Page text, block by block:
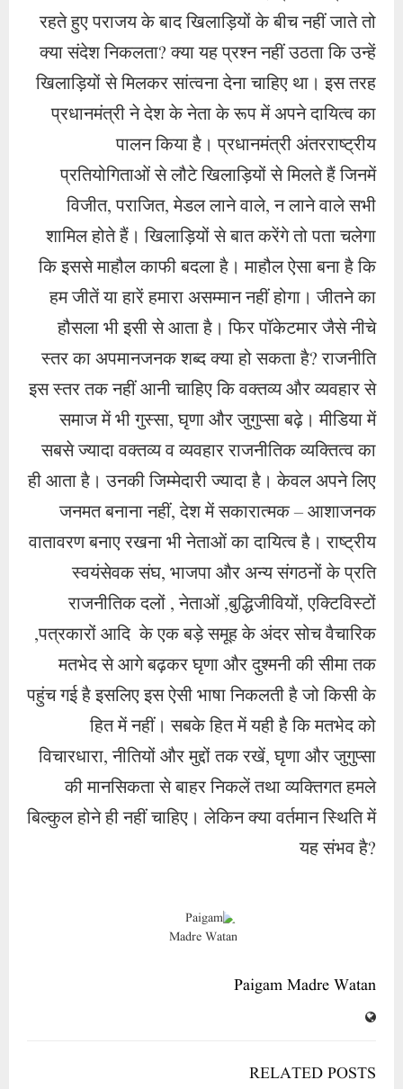
रहते हुए पराजय के बाद खिलाड़ियों के बीच नहीं जाते तो
क्या संदेश निकलता? क्या यह प्रश्न नहीं उठता कि उन्हें
खिलाड़ियों से मिलकर सांत्वना देना चाहिए था। इस तरह
प्रधानमंत्री ने देश के नेता के रूप में अपने दायित्व का
पालन किया है। प्रधानमंत्री अंतरराष्ट्रीय
प्रतियोगिताओं से लौटे खिलाड़ियों से मिलते हैं जिनमें
विजीत, पराजित, मेडल लाने वाले, न लाने वाले सभी
शामिल होते हैं। खिलाड़ियों से बात करेंगे तो पता चलेगा
कि इससे माहौल काफी बदला है। माहौल ऐसा बना है कि
हम जीतें या हारें हमारा असम्मान नहीं होगा। जीतने का
हौसला भी इसी से आता है। फिर पॉकेटमार जैसे नीचे
स्तर का अपमानजनक शब्द क्या हो सकता है? राजनीति
इस स्तर तक नहीं आनी चाहिए कि वक्तव्य और व्यवहार से
समाज में भी गुस्सा, घृणा और जुगुप्सा बढ़े। मीडिया में
सबसे ज्यादा वक्तव्य व व्यवहार राजनीतिक व्यक्तित्व का
ही आता है। उनकी जिम्मेदारी ज्यादा है। केवल अपने लिए
जनमत बनाना नहीं, देश में सकारात्मक – आशाजनक
वातावरण बनाए रखना भी नेताओं का दायित्व है। राष्ट्रीय
स्वयंसेवक संघ, भाजपा और अन्य संगठनों के प्रति
राजनीतिक दलों , नेताओं ,बुद्धिजीवियों, एक्टिविस्टों
,पत्रकारों आदि के एक बड़े समूह के अंदर सोच वैचारिक
मतभेद से आगे बढ़कर घृणा और दुश्मनी की सीमा तक
पहुंच गई है इसलिए इस ऐसी भाषा निकलती है जो किसी के
हित में नहीं। सबके हित में यही है कि मतभेद को
विचारधारा, नीतियों और मुद्दों तक रखें, घृणा और जुगुप्सा
की मानसिकता से बाहर निकलें तथा व्यक्तिगत हमले
बिल्कुल होने ही नहीं चाहिए। लेकिन क्या वर्तमान स्थिति में
यह संभव है?
Paigam Madre Watan
RELATED POSTS